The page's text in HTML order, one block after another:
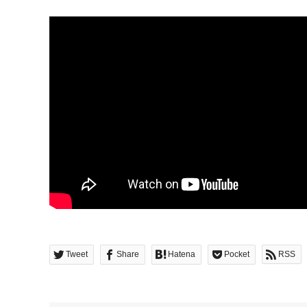
Tweet Share Hatena Pocket RSS